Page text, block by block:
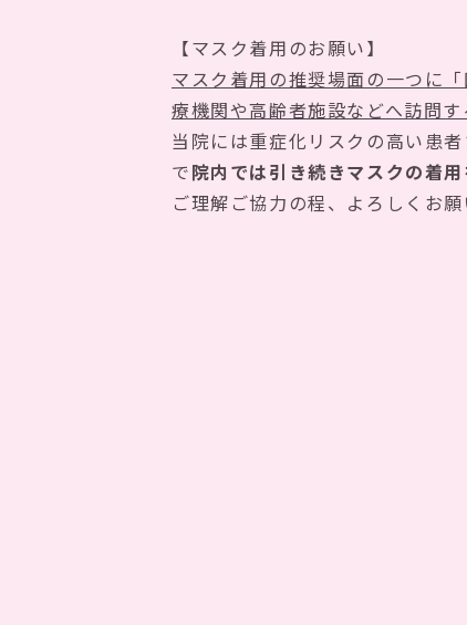
【マスク着用のお願い】
マスク着用の推奨場面の一つに
療機関や高齢者施設などへ訪問す
当院には重症化リスクの高い患
で院内では引き続きマスクの着用
ご理解ご協力の程、よろしくお願